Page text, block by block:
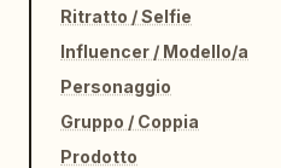
Ritratto / Selfie
Influencer / Modello/a
Personaggio
Gruppo / Coppia
Prodotto